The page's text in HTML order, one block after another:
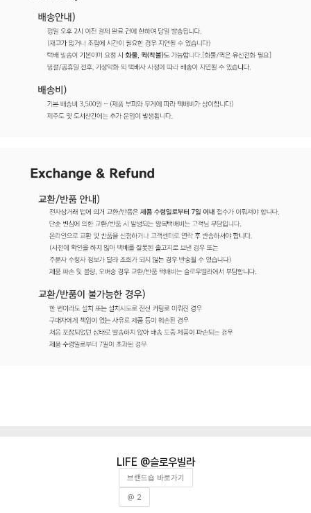
슬로우빌라
브랜드숍 바로가기
@ 2